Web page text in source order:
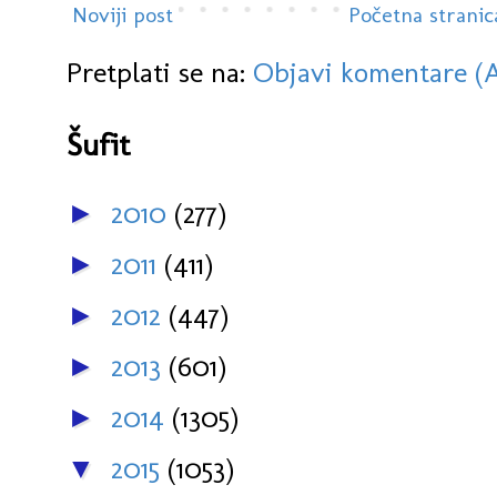
Noviji post Početna
Pretplati se na: Objavi komentare
Šufit
► 2010 (277)
► 2011 (411)
► 2012 (447)
► 2013 (601)
► 2014 (1305)
▼ 2015 (1053)